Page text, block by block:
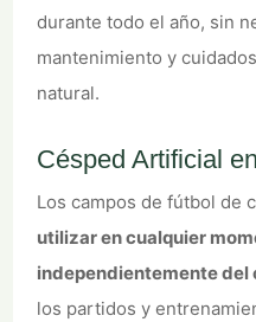
durante todo el año, sin
mantenimiento y
natural.
Césped Artificial
Los campos de fútbol de
utilizar en cualquier
independientemente del
los partidos y